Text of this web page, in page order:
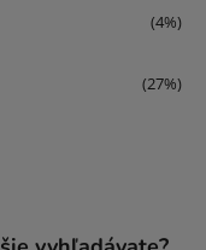
(4%)
(27%)